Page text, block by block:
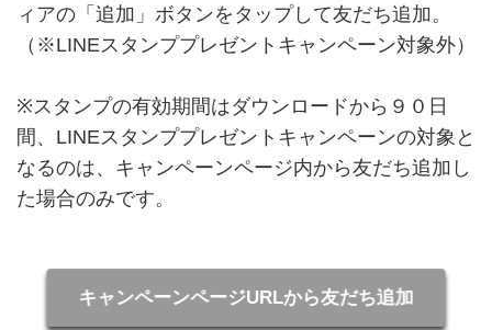
ィアの「追加」ボタンをタップして友だち追加。
（※LINEスタンププレゼントキャンペーン対象外）
※スタンプの有効期間はダウンロードから９０日
間、LINEスタンププレゼントキャンペーンの対象と
なるのは、キャンペーンページ内から友だち追加し
た場合のみです。
キャンペーンページURLから友だち追加